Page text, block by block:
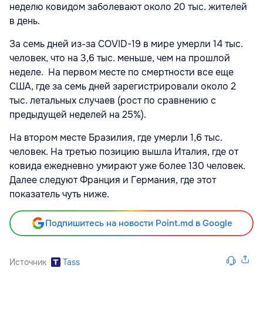
неделю ковидом заболевают около 20 тыс. жителей
в день.
За семь дней из-за COVID-19 в мире умерли 14 тыс.
человек, что на 3,6 тыс. меньше, чем на прошлой
неделе. На первом месте по смертности все еще
США, где за семь дней зарегистрировали около 2
тыс. летальных случаев (рост по сравнению с
предыдущей неделей на 25%).
На втором месте Бразилия, где умерли 1,6 тыс.
человек. На третью позицию вышла Италия, где от
ковида ежедневно умирают уже более 130 человек.
Далее следуют Франция и Германия, где этот
показатель чуть ниже.
Подпишитесь на новости Point.md в Google
Источник Tass